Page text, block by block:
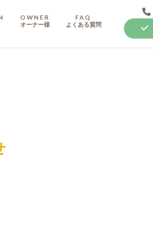
OWNER
オーナー様
FAQ
よくある質問